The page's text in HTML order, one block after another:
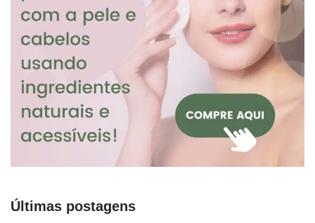
Últimas postagens